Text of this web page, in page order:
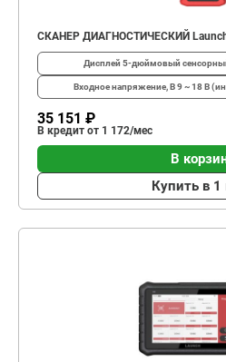
СКАНЕР ДИАГНОСТИЧЕСКИЙ Launch
Дисплей 5-дюймовый
Входное напряжение, В9 ~ 18 В
35 151 ₽
В кредит от 1 172/мес
В
Купить в 1